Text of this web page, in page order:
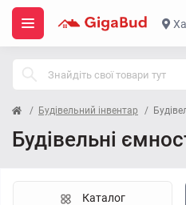
Будівельний інвентар
Будівельні
Каталог